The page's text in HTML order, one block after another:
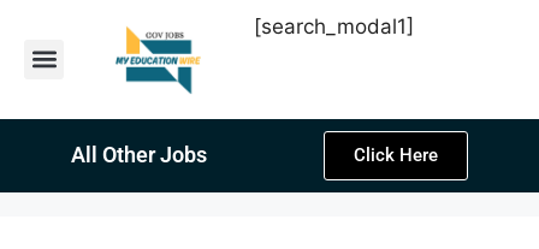
[search_modal1]
All Other Jobs Click Here